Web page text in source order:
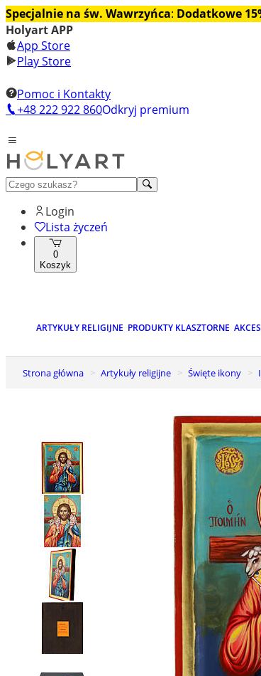
Specjalnie na św. Wawrzyńca: Dodatkowe
Holyart APP
App Store
Play Store
Pomoc i Kontakty
+48 222 922 860Odkryj premium
Login
Lista życzeń
0
Koszyk
ARTYKUŁY RELIGIJNE PRODUKTY KLASZTORNE
Strona główna Artykuły religijne Święte ikony